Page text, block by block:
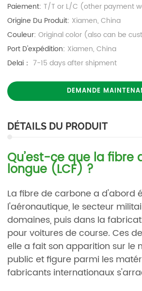
Paiement: T/T or L/C (other payment
Origine Du Produit: Xiamen, China
Couleur: Original color (also can be
Port D'expédition: Xiamen, China
Delai： 7-15 days after shipment
DEMANDE
DÉTAILS DU PRODUIT
Qu’est-ce que la fibre
longue (LCF) ?
La fibre de carbone a d'abord
l'aéronautique, le secteur
domaines, puis dans la
pour voitures de course. Ces
elle a fait son apparition sur le
public et figure parmi les
fabricants internationaux